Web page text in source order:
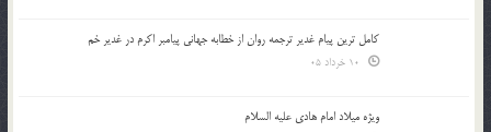
کامل ترین پیام غدیر ترجمه روان از خطابه جهانی پیامبر اکرم در غدیر خم
ویژه میلاد امام هادی علیه السلام